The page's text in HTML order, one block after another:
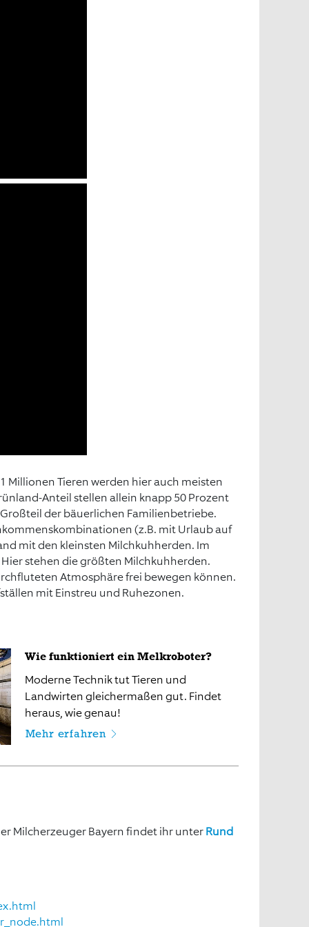
Millionen Tieren werden hier auch meisten
Anteil stellen allein knapp 50 Prozent
der bäuerlichen Familienbetriebe.
(z.B. mit Urlaub auf
mit den kleinsten Milchkuhherden. Im
stehen die größten Milchkuhherden.
Atmosphäre frei bewegen können.
mit Einstreu und Ruhezonen.
Wie funktioniert ein Melkroboter?
Moderne Technik tut Tieren und
Landwirten gleichermaßen gut. Findet
heraus, wie genau!
Mehr erfahren
Milcherzeuger Bayern findet ihr unterRund